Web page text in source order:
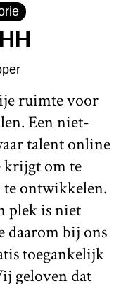
ruimte voor
Een niet-
talent online
krijgt om te
te ontwikkelen.
plek is niet
daarom bij ons
toegankelijk
geloven dat